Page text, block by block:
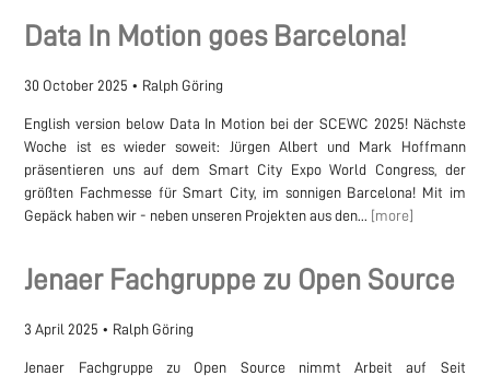
Data In Motion goes Barcelona!
30 October 2025 • Ralph Göring
English version below Data In Motion bei der SCEWC 2025! Nächste
Woche ist es wieder soweit: Jürgen Albert und Mark Hoffmann
präsentieren uns auf dem Smart City Expo World Congress, der
größten Fachmesse für Smart City, im sonnigen Barcelona! Mit im
Gepäck haben wir - neben unseren Projekten aus den... [more]
Jenaer Fachgruppe zu Open Source
3 April 2025 • Ralph Göring
Jenaer Fachgruppe zu Open Source nimmt Arbeit auf Seit